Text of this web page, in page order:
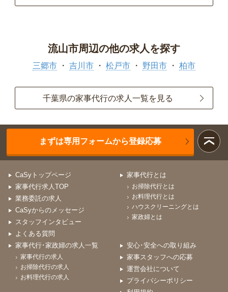
流山市周辺の他の求人を探す
三郷市 吉川市 松戸市 野田市 柏市
千葉県の家事代行の求人一覧を見る
まずは専用フォームから登録応募
CaSyトップページ
家事代行求人TOP
業務委託の求人
CaSyからのメッセージ
スタッフインタビュー
よくある質問
家事代行とは
お掃除代行とは
お料理代行とは
ハウスクリーニングとは
家政婦とは
家事代行･家政婦の求人一覧
家事代行の求人
お掃除代行の求人
お料理代行の求人
安心･安全への取り組み
家事スタッフへの応募
運営会社について
プライバシーポリシー